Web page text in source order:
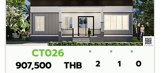
CT026
907,500 THB 2 1 0